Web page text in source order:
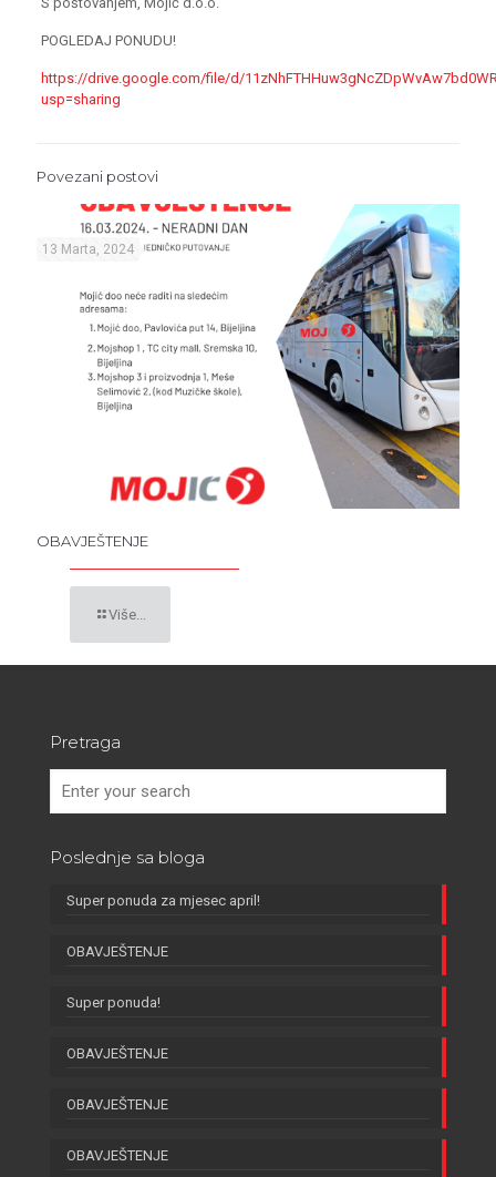
POGLEDAJ PONUDU!
https://drive.google.com/file/d/
usp=sharing
Povezani postovi
13 Marta, 2024
OBAVJEŠTENJE
Više...
Pretraga
Poslednje sa bloga
Super ponuda za mjesec april!
OBAVJEŠTENJE
Super ponuda!
OBAVJEŠTENJE
OBAVJEŠTENJE
OBAVJEŠTENJE